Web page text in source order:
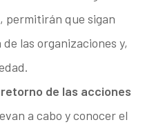
permitirán que sigan
las organizaciones y,
de las acciones
a cabo y conocer el